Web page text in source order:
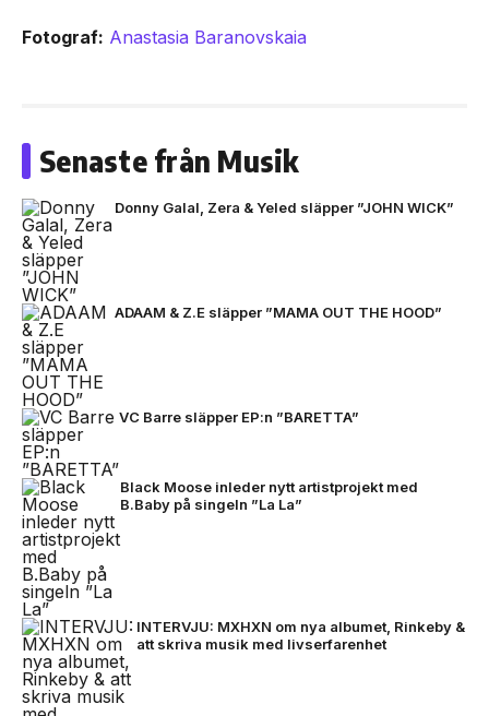
Fotograf: Anastasia Baranovskaia
Senaste från Musik
Donny Galal, Zera & Yeled släpper ”JOHN WICK”
ADAAM & Z.E släpper ”MAMA OUT THE HOOD”
VC Barre släpper EP:n ”BARETTA”
Black Moose inleder nytt artistprojekt med
B.Baby på singeln ”La La”
INTERVJU: MXHXN om nya albumet, Rinkeby &
att skriva musik med livserfarenhet